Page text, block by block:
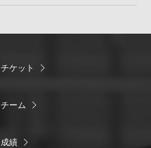
チケット
チーム
成績